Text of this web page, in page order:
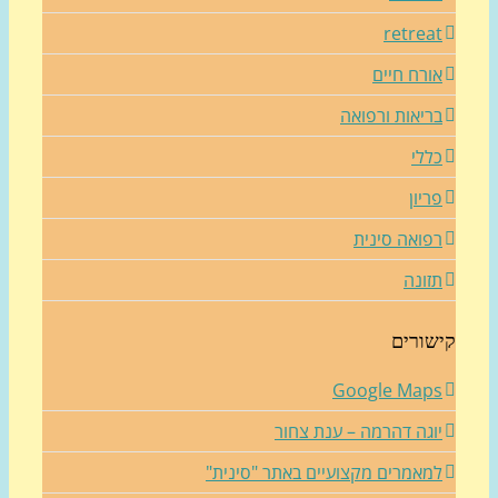
חיים
ורפואה
סינית
Google
דהרמה – ענת צחור
מקצועיים באתר "סינית"